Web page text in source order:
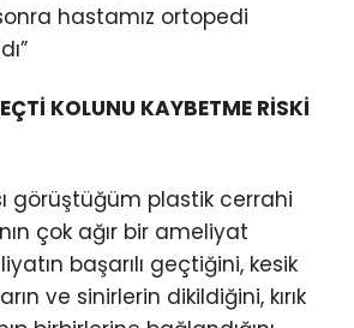
hastamız ortopedi
KOLUNU KAYBETME RİSKİ
görüştüğüm plastik cerrahi
çok ağır bir ameliyat
başarılı geçtiğini, kesik
ve sinirlerin dikildiğini, kırık